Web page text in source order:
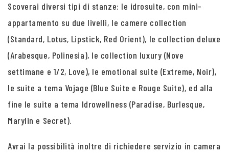
Scoverai diversi tipi di stanze: le idrosuite, con mini-
appartamento su due livelli, le camere collection
(Standard, Lotus, Lipstick, Red Orient), le collection deluxe
(Arabesque, Polinesia), le collection luxury (Nove
settimane e 1/2, Love), le emotional suite (Extreme, Noir),
le suite a tema Vojage (Blue Suite e Rouge Suite), ed alla
fine le suite a tema Idrowellness (Paradise, Burlesque,
Marylin e Secret).
Avrai la possibilità inoltre di richiedere servizio in camera